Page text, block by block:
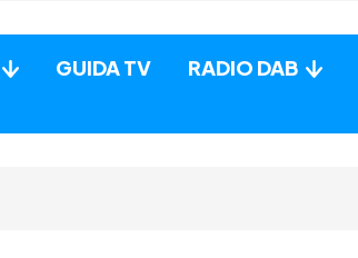
GUIDA TV RADIO DAB